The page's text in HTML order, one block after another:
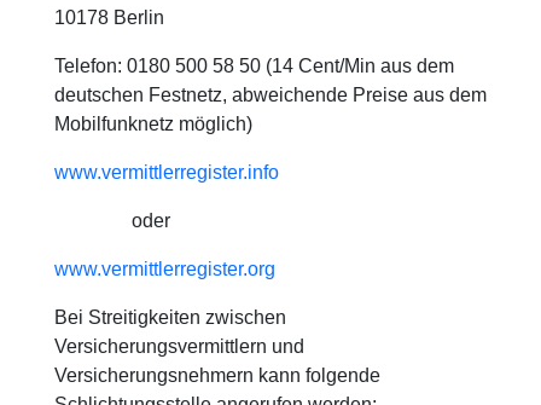
10178 Berlin
Telefon: 0180 500 58 50 (14 Cent/Min aus dem
deutschen Festnetz, abweichende Preise aus dem
Mobilfunknetz möglich)
www.vermittlerregister.info
oder
www.vermittlerregister.org
Bei Streitigkeiten zwischen
Versicherungsvermittlern und
Versicherungsnehmern kann folgende